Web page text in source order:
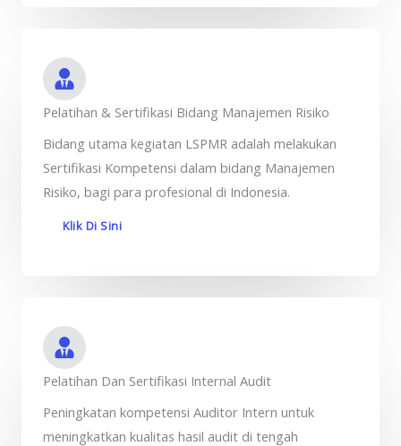
Pelatihan & Sertifikasi Bidang Manajemen Risiko
Bidang utama kegiatan LSPMR adalah melakukan
Sertifikasi Kompetensi dalam bidang Manajemen
Risiko, bagi para profesional di Indonesia.
Klik Di Sini
Pelatihan Dan Sertifikasi Internal Audit
Peningkatan kompetensi Auditor Intern untuk
meningkatkan kualitas hasil audit di tengah